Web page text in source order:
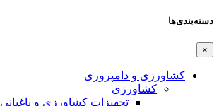
دسته‌بندی‌ها
×
کشاورزی و دامپروری
کشاورزی
تجهیزات کشاورزی و باغبانی